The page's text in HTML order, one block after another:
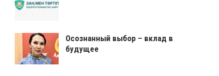
Осознанный выбор – вклад в
будущее